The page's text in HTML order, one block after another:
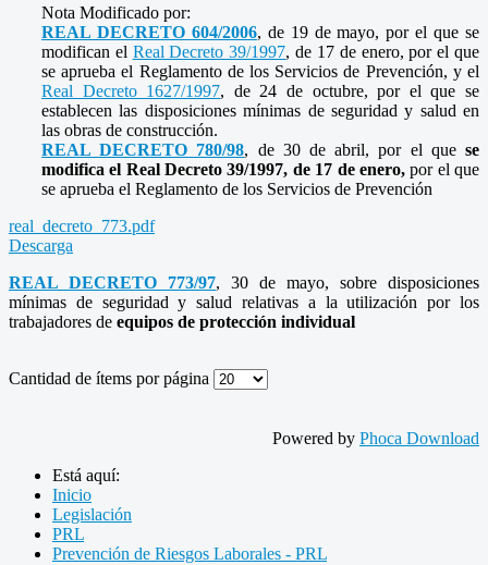
Nota Modificado por:
REAL DECRETO 604/2006, de 19 de mayo, por el que se
modifican el Real Decreto 39/1997, de 17 de enero, por el que
se aprueba el Reglamento de los Servicios de Prevención, y el
Real Decreto 1627/1997, de 24 de octubre, por el que se
establecen las disposiciones mínimas de seguridad y salud en
las obras de construcción.
REAL DECRETO 780/98, de 30 de abril, por el quese
modifica el Real Decreto 39/1997, de 17 de enero,por el que
se aprueba el Reglamento de los Servicios de Prevención
real_decreto_773.pdf
Descarga
REAL DECRETO 773/97, 30 de mayo, sobre disposiciones
mínimas de seguridad y salud relativas a la utilización por los
trabajadores de equipos de protección individual
Cantidad de ítems por página
Powered by Phoca Download
Está aquí:
Inicio
Legislación
PRL
Prevención de Riesgos Laborales - PRL